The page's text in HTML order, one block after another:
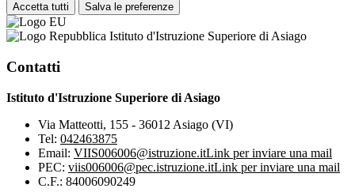
Accetta tutti Salva le preferenze
Istituto d'Istruzione Superiore di Asiago
Contatti
Istituto d'Istruzione Superiore di Asiago
Via Matteotti, 155 - 36012 Asiago (VI)
Tel: 042463875
Email: VIIS006006@istruzione.itLink per inviare una mail
PEC: viis006006@pec.istruzione.itLink per inviare una mail
C.F.: 84006090249